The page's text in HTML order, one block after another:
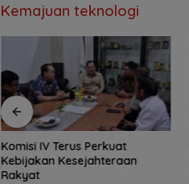
Kemajuan teknologi
Baru 10 Persen, Aktivasi IKD
Banjarmasin Didorong Tuntas
90 Persen dalam Dua Bulan